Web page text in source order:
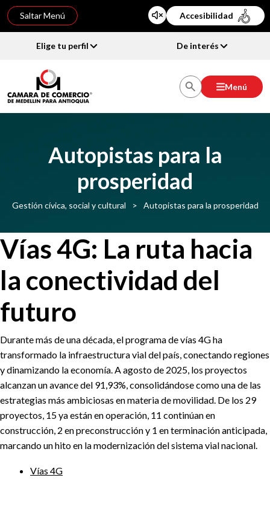
Saltar Menú Accesibilidad
Elige tu perfil De interés
Menú
Autopistas para la
prosperidad
Gestión cívica, social y cultural > Autopistas para la prosperidad
Vías 4G: La ruta hacia
la conectividad del
futuro
Durante más de una década, el programa de vías 4G ha
transformado la infraestructura vial del país, conectando regiones
y dinamizando la economía. A agosto de 2025, los proyectos
alcanzan un avance del 91,93%, consolidándose como una de las
estrategias más ambiciosas en materia de movilidad. De los 29
proyectos, 15 ya están en operación, 11 continúan en
construcción, 2 en preconstrucción y 1 en terminación anticipada,
marcando un hito en la modernización del sistema vial nacional.
Vías 4G